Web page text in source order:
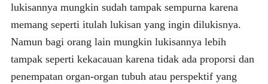
lukisannya mungkin sudah tampak sempurna karena
memang seperti itulah lukisan yang ingin dilukisnya.
Namun bagi orang lain mungkin lukisannya lebih
tampak seperti kekacauan karena tidak ada proporsi dan
penempatan organ-organ tubuh atau perspektif yang